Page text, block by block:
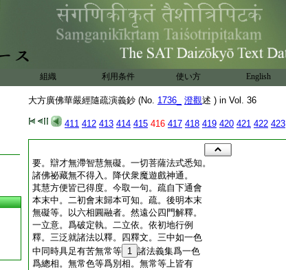
組織 利用条件 使い方 English
大方廣佛華嚴經隨疏演義鈔 (No. 1736_ 澄觀述 ) in Vol. 36
411 412 413 414 415 416 417 418 419 420 421 422 423
要。辯才無滯智慧無礙。一切菩薩法式悉知。
諸佛祕藏無不得入。降伏衆魔遊戲神通。
其慧方便皆已得度。今取一句。疏自下通會
本末中。二初會末歸本可知。疏。後明本末
無礙等。以六相圓融者。然遠公四門解釋。
一立意。爲破定執。二立依。依初地行例
釋。三泛就諸法以釋。四釋文。三中如一色
中同時具足有苦無常等 1 諸法義集爲一色
爲總相。無常色等爲別相。無常等上皆有